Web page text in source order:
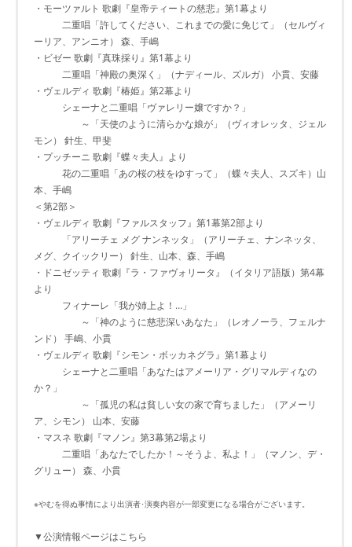
・モーツァルト 歌劇『皇帝ティートの慈悲』第1幕より
二重唱「許してください、これまでの愛に免じて」（セルヴィ
ーリア、アンニオ） 森、手嶋
・ビゼー 歌劇『真珠採り』第1幕より
二重唱「神殿の奥深く」（ナディール、ズルガ） 小貫、安藤
・ヴェルディ 歌劇『椿姫』第2幕より
シェーナと二重唱「ヴァレリー嬢ですか？」
～「天使のように清らかな娘が」（ヴィオレッタ、ジェル
モン） 針生、甲斐
・プッチーニ 歌劇『蝶々夫人』より
花の二重唱「あの桜の枝をゆすって」（蝶々夫人、スズキ）山
本、手嶋
＜第2部＞
・ヴェルディ 歌劇『ファルスタッフ』第1幕第2部より
「アリーチェ メグ ナンネッタ」（アリーチェ、ナンネッタ、
メグ、クイックリー） 針生、山本、森、手嶋
・ドニゼッティ 歌劇『ラ・ファヴォリータ』（イタリア語版）第4幕
より
フィナーレ「我が姉上よ！…」
～「神のように慈悲深いあなた」（レオノーラ、フェルナ
ンド） 手嶋、小貫
・ヴェルディ 歌劇『シモン・ボッカネグラ』第1幕より
シェーナと二重唱「あなたはアメーリア・グリマルディなの
か？」
～「孤児の私は貧しい女の家で育ちました」（アメーリ
ア、シモン） 山本、安藤
・マスネ 歌劇『マノン』第3幕第2場より
二重唱「あなたでしたか！～そうよ、私よ！」（マノン、デ・
グリュー） 森、小貫
※やむを得ぬ事情により出演者･演奏内容が一部変更になる場合がございます。
▼公演情報ページはこちら